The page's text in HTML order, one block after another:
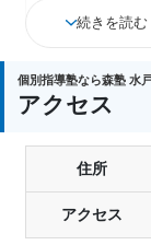
ご兄弟でご
入塾金：
授業料：
続きを読む
個別指導塾なら森塾 水
アクセス
住所
アクセス